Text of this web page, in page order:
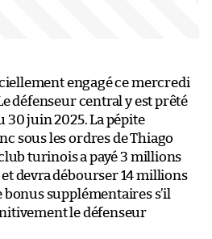
engagé ce mercredi
défenseur central y est prêté
30 juin 2025. La pépite
sous les ordres de Thiago
turinois a payé 3 millions
et devra débourser 14 millions
bonus supplémentaires s’il
le défenseur